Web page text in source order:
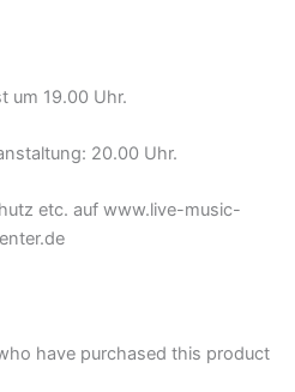
um 19.00 Uhr.
20.00 Uhr.
etc. auf www.live-music-
have purchased this product